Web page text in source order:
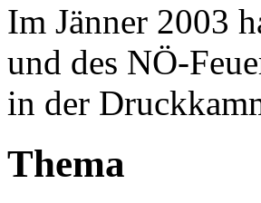
Im Jänner 2003
und des NÖ-
in der
Thema